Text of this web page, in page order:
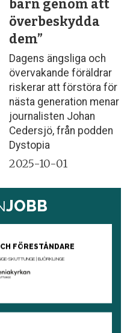
barn genom att
överbeskydda
dem”
Dagens ängsliga och
övervakande föräldrar
riskerar att förstöra för
nästa generation menar
journalisten Johan
Cedersjö, från podden
Dystopia
2025-10-01